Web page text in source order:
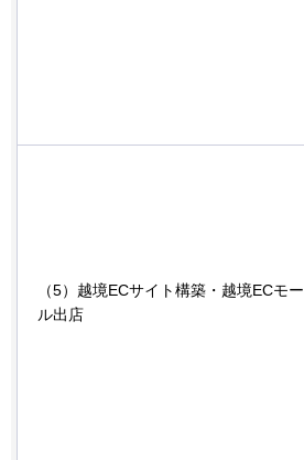
（5）越境ECサイト構築・越境ECモー
ル出店